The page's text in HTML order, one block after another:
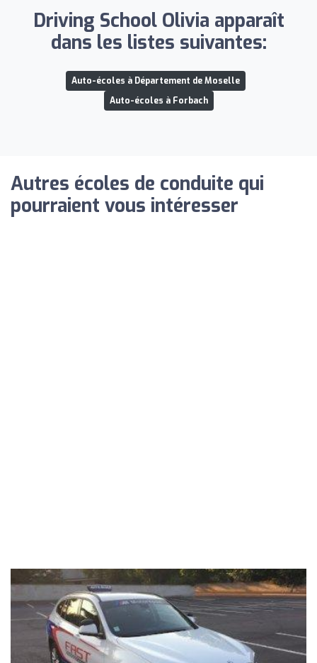
Driving School Olivia apparaît
dans les listes suivantes:
Auto-écoles à Département de Moselle
Auto-écoles à Forbach
Autres écoles de conduite qui
pourraient vous intéresser